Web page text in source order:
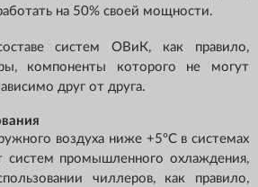
на 50% своей мощности.
систем ОВиК, как правило,
компоненты которого не могут
друг от друга.
воздуха ниже +5ºС в системах
промышленного охлаждения,
чиллеров, как правило,